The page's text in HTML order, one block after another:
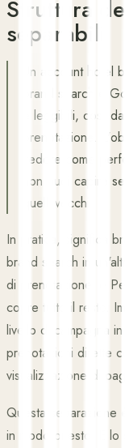
Struttura
separabili
Un account
brand search e
e leggibili, così
prenotazione.
vedere come
non puoi capire
quelli vecchi.
In pratica, significa
brand search in
di prenotazione, e
copre tutto il resto.
livello di campagna
prenotazioni dirette
visualizzazione di
Questa separazione
in modo onesto. È lo